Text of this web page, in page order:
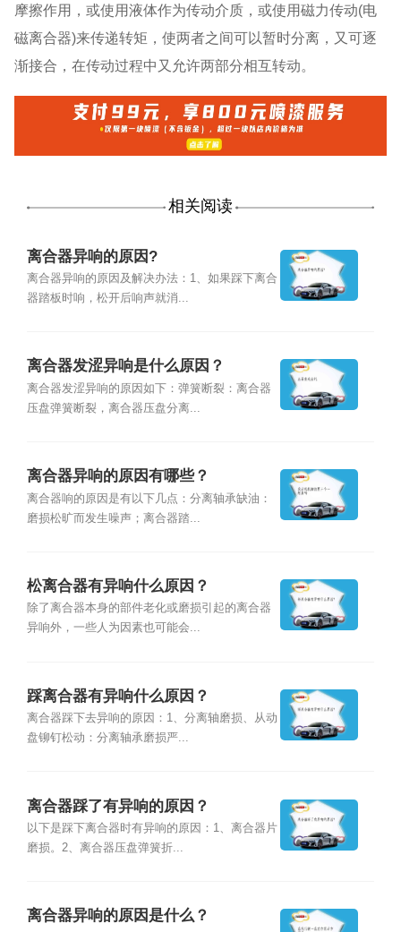
摩擦作用，或使用液体作为传动介质，或使用磁力传动(电
磁离合器)来传递转矩，使两者之间可以暂时分离，又可逐
渐接合，在传动过程中又允许两部分相互转动。
相关阅读
离合器异响的原因?
离合器异响的原因及解决办法：1、如果踩下离合
器踏板时响，松开后响声就消...
离合器发涩异响是什么原因？
离合器发涩异响的原因如下：弹簧断裂：离合器
压盘弹簧断裂，离合器压盘分离...
离合器异响的原因有哪些？
离合器响的原因是有以下几点：分离轴承缺油：
磨损松旷而发生噪声；离合器踏...
松离合器有异响什么原因？
除了离合器本身的部件老化或磨损引起的离合器
异响外，一些人为因素也可能会...
踩离合器有异响什么原因？
离合器踩下去异响的原因：1、分离轴磨损、从动
盘铆钉松动：分离轴承磨损严...
离合器踩了有异响的原因？
以下是踩下离合器时有异响的原因：1、离合器片
磨损。2、离合器压盘弹簧折...
离合器异响的原因是什么？